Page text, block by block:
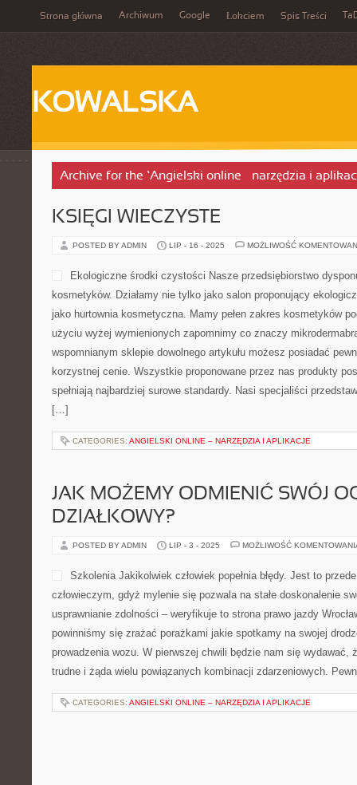
Strona główna Archiwum Google Łokciem Spis Treści
KOWALSKA
Archive for the ‘Angielski online – narzędzia i
KSIĘGI WIECZYSTE
POSTED BY ADMIN LIP - 16 - 2025 MOŻLIWOŚĆ
Ekologiczne środki czystości Nasze przedsiębiorstwo
kosmetyków. Działamy nie tylko jako salon proponujący
jako hurtownia kosmetyczna. Mamy pełen zakres kosmetyków
użyciu wyżej wymienionych zapomnimy co znaczy
wspomnianym sklepie dowolnego artykułu możesz posiadać
korzystnej cenie. Wszystkie proponowane przez nas produkty
spełniają najbardziej surowe standardy. Nasi specjaliści
[…]
CATEGORIES: ANGIELSKI ONLINE – NARZĘDZIA I APLIKACJE
JAK MOŻEMY ODMIENIĆ SWÓJ
DZIAŁKOWY?
POSTED BY ADMIN LIP - 3 - 2025 MOŻLIWOŚĆ
Szkolenia Jakikolwiek człowiek popełnia błędy. Jest to
człowieczym, gdyż mylenie się pozwala na stałe doskonalenie
usprawnianie zdolności – weryfikuje to strona prawo jazdy
powinniśmy się zrażać porażkami jakie spotkamy na swojej
prowadzenia wozu. W pierwszej chwili będzie nam się wydawać,
trudne i żąda wielu powiązanych kombinacji zdarzeniowych.
CATEGORIES: ANGIELSKI ONLINE – NARZĘDZIA I APLIKACJE